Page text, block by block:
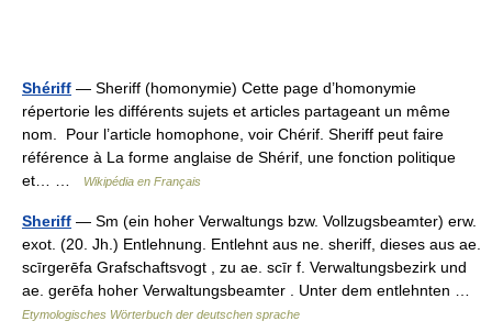
Shériff — Sheriff (homonymie) Cette page d’homonymie
répertorie les différents sujets et articles partageant un même
nom. Pour l’article homophone, voir Chérif. Sheriff peut faire
référence à La forme anglaise de Shérif, une fonction politique
et… …
Wikipédia en Français
Sheriff — Sm (ein hoher Verwaltungs bzw. Vollzugsbeamter) erw.
exot. (20. Jh.) Entlehnung. Entlehnt aus ne. sheriff, dieses aus ae.
scīrgerēfa Grafschaftsvogt , zu ae. scīr f. Verwaltungsbezirk und
ae. gerēfa hoher Verwaltungsbeamter . Unter dem entlehnten …
Etymologisches Wörterbuch der deutschen sprache